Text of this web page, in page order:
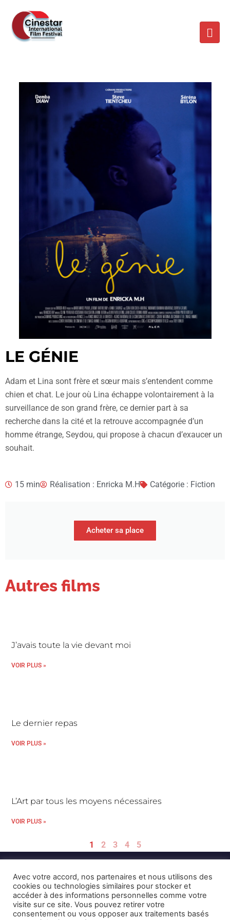
LE GÉNIE
Adam et Lina sont frère et sœur mais s’entendent comme
chien et chat. Le jour où Lina échappe volontairement à la
surveillance de son grand frère, ce dernier part à sa
recherche dans la cité et la retrouve accompagnée d’un
homme étrange, Seydou, qui propose à chacun d’exaucer un
souhait.
15 min Réalisation : Enricka M.H Catégorie : Fiction
Acheter sa place
Autres films
J’avais toute la vie devant moi
VOIR PLUS »
Le dernier repas
VOIR PLUS »
L’Art par tous les moyens nécessaires
VOIR PLUS »
1 2 3 4 5
Mentions Légales et CGU Crédits
Avec votre accord, nos partenaires et nous utilisons des
cookies ou technologies similaires pour stocker et
accéder à des informations personnelles comme votre
visite sur ce site. Vous pouvez retirer votre
consentement ou vous opposer aux traitements basés